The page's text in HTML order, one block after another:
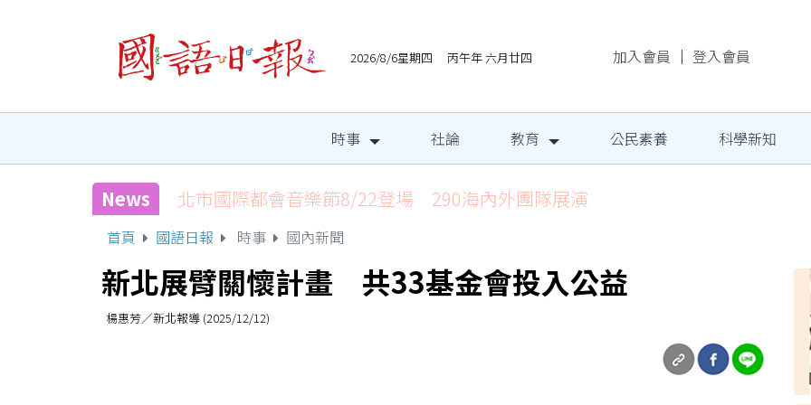
2026/8/6星期四 丙午年 六月廿四 加入會員 ｜ 登入會員
時事 社論 教育 公民素養 科學新知
News 北市國際都會音樂節8/22登場 290海內外團隊展演
首頁 國語日報 時事 國內新聞
新北展臂關懷計畫 共33基金會投入公益
楊惠芳／新北報導 (2025/12/12)